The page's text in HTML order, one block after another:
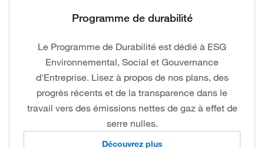
Programme de durabilité
Le Programme de Durabilité est dédié à ESG
Environnemental, Social et Gouvernance
d'Entreprise. Lisez à propos de nos plans, des
progrès récents et de la transparence dans le
travail vers des émissions nettes de gaz à effet de
serre nulles.
Découvrez plus